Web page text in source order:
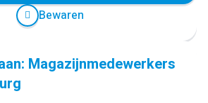
Bewaren
Magazijnmedewerkers